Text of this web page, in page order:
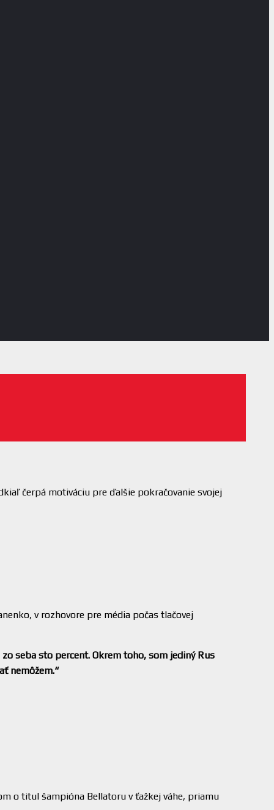
čerpá motiváciu pre ďalšie pokračovanie svojej
v rozhovore pre média počas tlačovej
seba sto percent. Okrem toho, som jediný Rus
nemôžem.“
o titul šampióna Bellatoru v ťažkej váhe, priamu